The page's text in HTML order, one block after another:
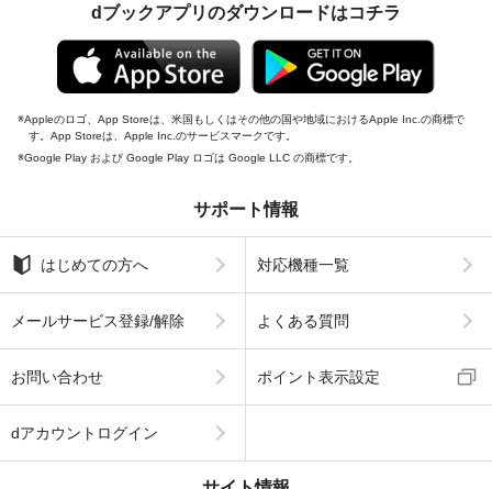
dブックアプリのダウンロードはコチラ
Appleのロゴ、App Storeは、米国もしくはその他の国や地域におけるApple Inc.の商標で
す。App Storeは、Apple Inc.のサービスマークです。
Google Play および Google Play ロゴは Google LLC の商標です。
サポート情報
はじめての方へ 対応機種一覧
メールサービス登録/解除 よくある質問
お問い合わせ ポイント表示設定
dアカウントログイン